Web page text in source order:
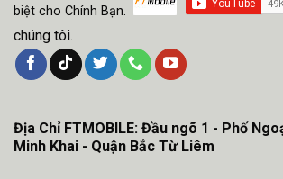
biệt cho Chính Bạn.
chúng tôi.
Địa Chỉ FTMOBILE: Đầu ngõ 1 - Phố
Minh Khai - Quận Bắc Từ Liêm